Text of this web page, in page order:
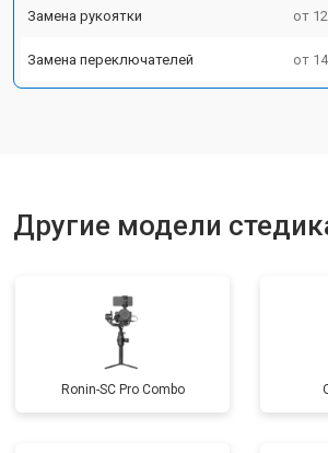
Замена рукоятки от
Замена переключателей от
Другие модели
Ronin-SC Pro Combo